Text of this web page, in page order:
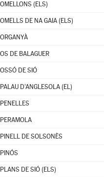
OMELLONS (ELS)
OMELLS DE NA GAIA (ELS)
ORGANYÀ
OS DE BALAGUER
OSSÓ DE SIÓ
PALAU D'ANGLESOLA (EL)
PENELLES
PERAMOLA
PINELL DE SOLSONÈS
PINÓS
PLANS DE SIÓ (ELS)